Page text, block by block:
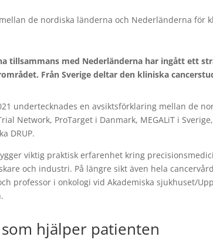
tillsammans med Nederländerna har ingått ett
Från Sverige deltar den kliniska
undertecknades en avsiktsförklaring mellan de
Network, ProTarget i Danmark, MEGALiT i Sverige,
DRUP.
viktig praktisk erfarenhet kring
och industri. På längre sikt även hela
professor i onkologi vid Akademiska sjukhuset/
hjälper patienten